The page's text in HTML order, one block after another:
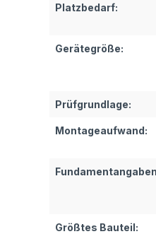
Platzbedarf:
Gerätegröße:
Prüfgrundlage:
Montageaufwand:
Größtes Bauteil: